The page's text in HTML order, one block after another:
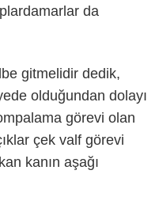
da
gitmelidir dedik,
olduğundan dolayı
görevi olan
çek valf görevi
kanın aşağı